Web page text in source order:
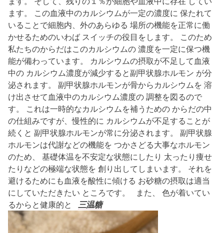
ます。 この血液中のカルシウムが一定の濃度に 保たれて
いることで細胞内、外のあらゆる 場所の機能を正常に働
かせるためのいわば スイッチの役目をします。 このため
私たちのからだはこのカルシウムの 濃度を一定に保つ機
能が備わっています。 カルシウムの摂取が不足して血液
中の カルシウム濃度が減少すると副甲状腺ホルモン が分
泌されます。 副甲状腺ホルモンが骨からカルシウムを 溶
け出させて血液中のカルシウム濃度の 調整を図るので
す。 これは一時的なカルシウムを補うための からだの中
の仕組みですが、慢性的に カルシウムが不足することが
続くと 副甲状腺ホルモンが常に分泌されます。 副甲状腺
ホルモンは代謝などの機能を つかさどる大事なホルモン
のため、 基礎体温を不安定な状態にしたり 太ったり痩せ
たりなどの極端な状態を 創り出してしまいます。 それを
避けるためにも血液を酸性に傾ける お砂糖の摂取は適当
にしていただきたい ところです。 また、 色が着いてい
るからと健康的と
三温糖